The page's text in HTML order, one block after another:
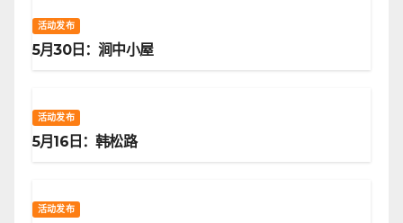
活动发布
5月30日：涧中小屋
活动发布
5月16日：韩松路
活动发布